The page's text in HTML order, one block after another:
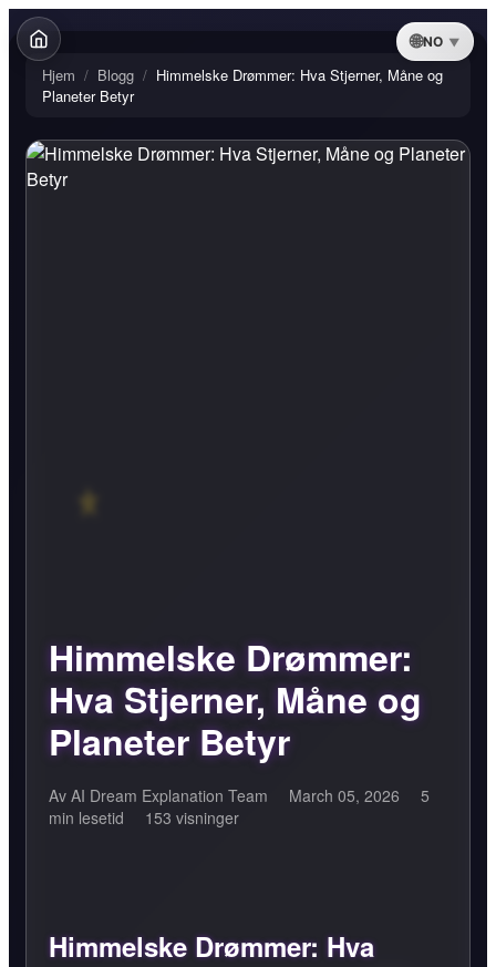
NO
Hjem / Blogg / Himmelske Drømmer: Hva Stjerner, Måne og
Planeter Betyr
Himmelske Drømmer:
Hva Stjerner, Måne og
Planeter Betyr
Av AI Dream Explanation Team March 05, 2026
5
min lesetid
153 visninger
Himmelske Drømmer: Hva